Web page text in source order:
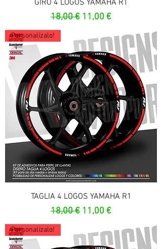
GIRO 4 LOGOS YAMAHA R1
Prix original
18,00 € Prix promotionnel
11,00 €
Personalízalo!
TAGLIA 4 LOGOS YAMAHA R1
Prix original
18,00 € Prix promotionnel
11,00 €
Personalízalo!